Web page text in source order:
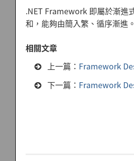
.NET Framework 即屬於漸進
和，能夠由簡入繁、循序漸進。
相關文章
上一篇： Framework
下一篇： Framework